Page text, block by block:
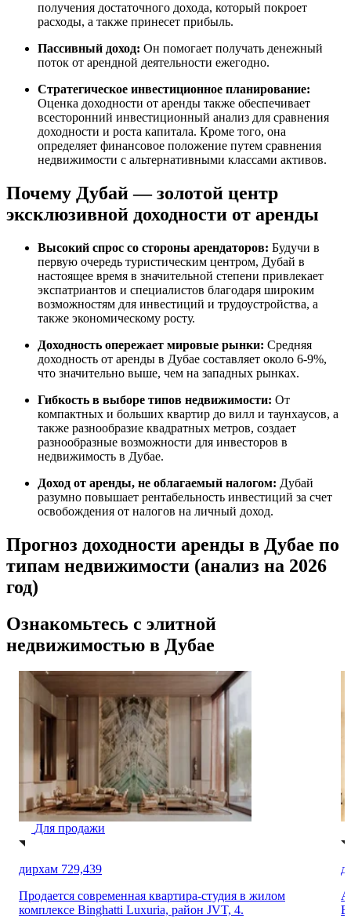
получения достаточного дохода, который покроет
расходы, а также принесет прибыль.
Пассивный доход: Он помогает получать денежный
поток от арендной деятельности ежегодно.
Стратегическое инвестиционное планирование:
Оценка доходности от аренды также обеспечивает
всесторонний инвестиционный анализ для сравнения
доходности и роста капитала. Кроме того, она
определяет финансовое положение путем сравнения
недвижимости с альтернативными классами активов.
Почему Дубай — золотой центр
эксклюзивной доходности от аренды
Высокий спрос со стороны арендаторов: Будучи в
первую очередь туристическим центром, Дубай в
настоящее время в значительной степени привлекает
экспатриантов и специалистов благодаря широким
возможностям для инвестиций и трудоустройства, а
также экономическому росту.
Доходность опережает мировые рынки: Средняя
доходность от аренды в Дубае составляет около 6-9%,
что значительно выше, чем на западных рынках.
Гибкость в выборе типов недвижимости: От
компактных и больших квартир до вилл и таунхаусов, а
также разнообразие квадратных метров, создает
разнообразные возможности для инвесторов в
недвижимость в Дубае.
Доход от аренды, не облагаемый налогом: Дубай
разумно повышает рентабельность инвестиций за счет
освобождения от налогов на личный доход.
Прогноз доходности аренды в Дубае по
типам недвижимости (анализ на 2026
год)
Ознакомьтесь с элитной
недвижимостью в Дубае
Для продажи
дирхам 5,580,300
Апартаменты с видом на Бурдж-Халифа в The Sterling,
Business Bay